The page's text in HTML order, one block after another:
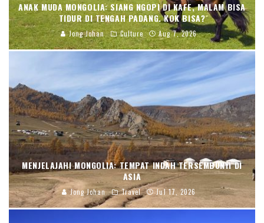
ANAK MUDA MONGOLIA: SIANG NGOPI DI KAFE, MALAM BISA
TIDUR DI TENGAH PADANG. KOK BISA?
Jong Johan Culture Aug 7, 2026
MENJELAJAHI MONGOLIA: TEMPAT INDAH TERSEMBUNYI DI
ASIA
Jong Johan Travel Jul 17, 2026